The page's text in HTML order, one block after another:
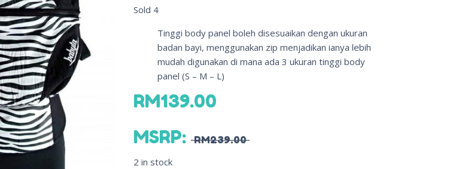
Sold 4
Tinggi body panel boleh disesuaikan dengan ukuran
badan bayi, menggunakan zip menjadikan ianya lebih
mudah digunakan di mana ada 3 ukuran tinggi body
panel (S – M – L)
RM139.00
MSRP: RM239.00
2 in stock